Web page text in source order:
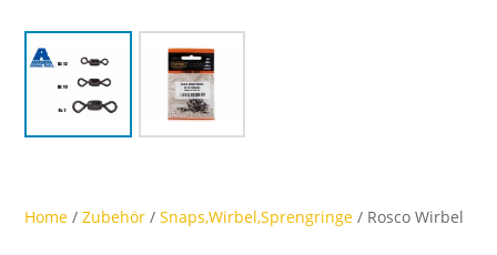
Home /Zubehör /Snaps,Wirbel,Sprengringe / Rosco Wirbel